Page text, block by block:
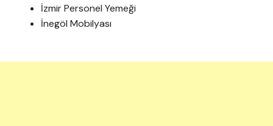
İzmir Personel Yemeği
İnegöl Mobilyası